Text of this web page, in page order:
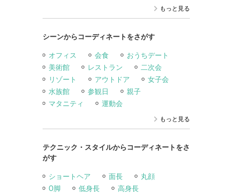
もっと見る
シーンからコーディネートをさがす
オフィス 会食
おうちデート
美術館
レストラン
二次会
リゾート
アウトドア
女子会
水族館
参観日
親子
マタニティ
運動会
もっと見る
テクニック・スタイルからコーディネートをさ
がす
ショートヘア 面長
丸顔
O脚
低身長
高身長